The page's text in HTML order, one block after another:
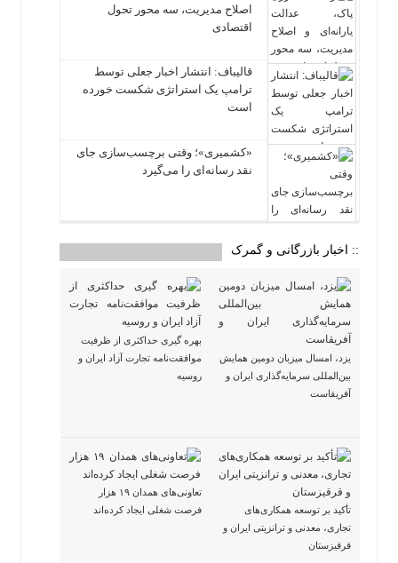
اصلاح مدیریت، سه محور تحول
اقتصادی
قالیباف: انتشار اخبار جعلی توسط
ترامپ یک استراتژی شکست خورده
است
«کشمیری»؛ وقتی برچسب‌سازی جای
نقد رسانه‌ای را می‌گیرد
:: اخبار بازرگانی و گمرک
یزد، امسال میزبان دومین همایش
بین‌المللی سرمایه‌گذاری ایران و
آفریقاست
بهره گیری حداکثری از ظرفیت
موافقت‌نامه تجارت آزاد ایران و
روسیه
تأکید بر توسعه همکاری‌های
تجاری، معدنی و ترانزیتی ایران و
قرقیزستان
تعاونی‌های همدان ۱۹ هزار
فرصت شغلی ایجاد کرده‌اند